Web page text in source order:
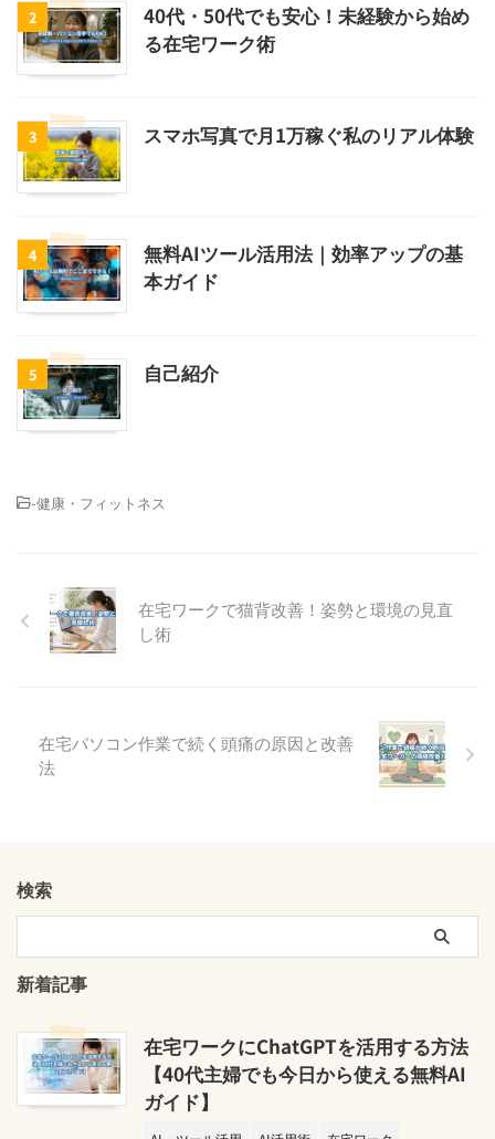
2
40代・50代でも安心！未経験から始め
る在宅ワーク術
3 スマホ写真で月1万稼ぐ私のリアル体験
4
無料AIツール活用法｜効率アップの基
本ガイド
5 自己紹介
-健康・フィットネス
在宅ワークで猫背改善！姿勢と環境の見直
し術
在宅パソコン作業で続く頭痛の原因と改善
法
検索
新着記事
在宅ワークにChatGPTを活用する方法
【40代主婦でも今日から使える無料AI
ガイド】